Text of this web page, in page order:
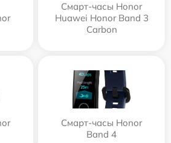
Смарт-часы Honor
Huawei Honor Band 3
Carbon
Смарт-часы Honor
Band 4